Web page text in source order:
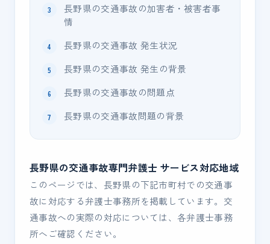
長野県の交通事故の加害者・被害者事
情
長野県の交通事故 発生状況
長野県の交通事故 発生の背景
長野県の交通事故の問題点
長野県の交通事故問題の背景
長野県の交通事故専門弁護士 サービス対応地域
このページでは、長野県の下記市町村での交通事
故に対応する弁護士事務所を掲載しています。交
通事故への実際の対応については、各弁護士事務
所へご確認ください。